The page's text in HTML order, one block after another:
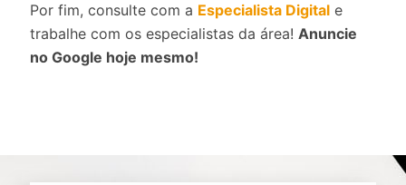
Por fim, consulte com a Especialista Digital e
trabalhe com os especialistas da área! Anuncie
no Google hoje mesmo!